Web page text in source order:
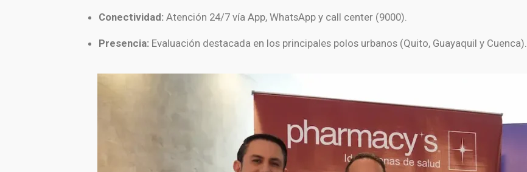
Conectividad: Atención 24/7 vía App, WhatsApp y call center (9000).
Presencia: Evaluación destacada en los principales polos urbanos (Quito, Guayaquil y Cuenca).